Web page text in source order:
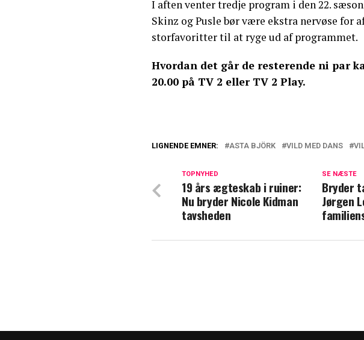
I aften venter tredje program i den 22.
Skinz og Pusle bør være ekstra nervøse for
storfavoritter til at ryge ud af programmet.
Hvordan det går de resterende ni par
20.00 på TV 2 eller TV 2 Play.
dans': "Alt var bare hårdt"
Michael Olesens nye kærlighed:
kæresten frem
LIGNENDE EMNER: ASTA BJÖRK VILD MED DANS
SE NÆSTE
Bryder
Jørgen
TOPNYHED
19 års ægteskab i ruiner:
Nu bryder Nicole Kidman
tavsheden